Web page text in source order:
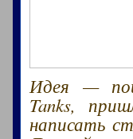
Идея —
Tanks,
написать